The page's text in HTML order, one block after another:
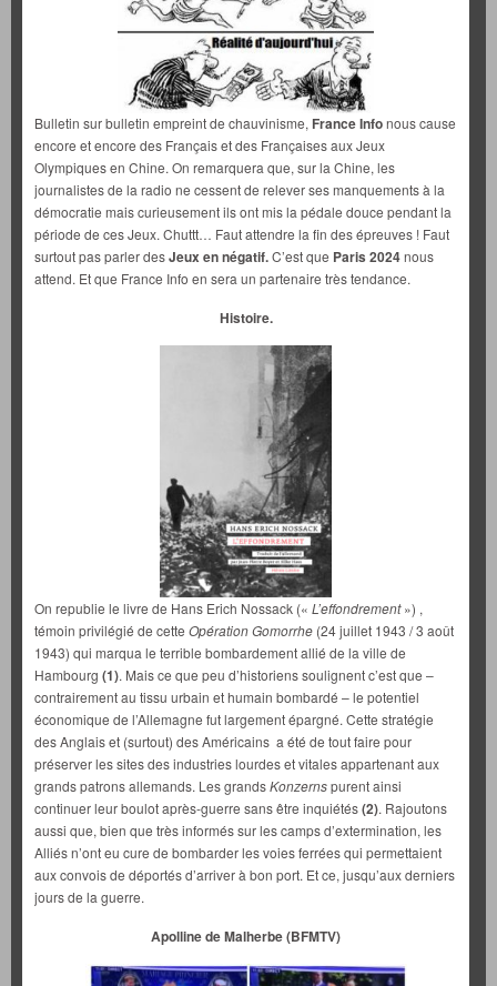
Bulletin sur bulletin empreint de chauvinisme, France Infonous cause
encore et encore des Français et des Françaises aux Jeux
Olympiques en Chine. On remarquera que, sur la Chine, les
journalistes de la radio ne cessent de relever ses manquements à la
démocratie mais curieusement ils ont mis la pédale douce pendant la
période de ces Jeux. Chuttt… Faut attendre la fin des épreuves ! Faut
surtout pas parler desJeux en négatif.C’est que Paris 2024nous
attend. Et que France Info en sera un partenaire très tendance.
Histoire.
On republie le livre de Hans Erich Nossack (« L’effondrement») ,
témoin privilégié de cette Opération Gomorrhe (24 juillet 1943 / 3 août
1943) qui marqua le terrible bombardement allié de la ville de
Hambourg (1). Mais ce que peu d’historiens soulignent c’est que –
contrairement au tissu urbain et humain bombardé – le potentiel
économique de l’Allemagne fut largement épargné. Cette stratégie
des Anglais et (surtout) des Américains a été de tout faire pour
préserver les sites des industries lourdes et vitales appartenant aux
grands patrons allemands. Les grandsKonzernspurent ainsi
continuer leur boulot après-guerre sans être inquiétés(2). Rajoutons
aussi que, bien que très informés sur les camps d’extermination, les
Alliés n’ont eu cure de bombarder les voies ferrées qui permettaient
aux convois de déportés d’arriver à bon port. Et ce, jusqu’aux derniers
jours de la guerre.
Apolline de Malherbe (BFMTV)